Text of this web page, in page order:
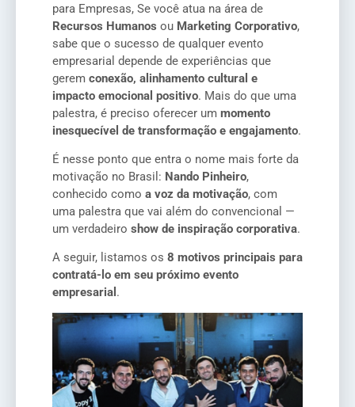
para Empresas, Se você atua na área de
Recursos Humanos ou Marketing Corporativo,
sabe que o sucesso de qualquer evento
empresarial depende de experiências que
gerem conexão, alinhamento cultural e
impacto emocional positivo. Mais do que uma
palestra, é preciso oferecer um momento
inesquecível de transformação e engajamento.
É nesse ponto que entra o nome mais forte da
motivação no Brasil: Nando Pinheiro,
conhecido como a voz da motivação, com
uma palestra que vai além do convencional —
um verdadeiro show de inspiração corporativa.
A seguir, listamos os 8 motivos principais para
contratá-lo em seu próximo evento
empresarial .